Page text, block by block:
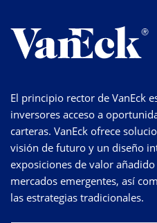
El principio rector de VanEck
inversores acceso a
carteras. VanEck ofrece
visión de futuro y un diseño
exposiciones de valor
mercados emergentes, así
las estrategias tradicionales.